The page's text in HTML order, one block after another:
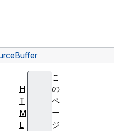
こ
の
ペ
ー
ジ
H
T
M
L